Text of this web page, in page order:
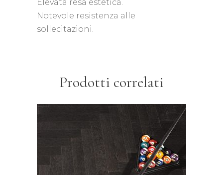
Elevata resa estetica.
Notevole resistenza alle
sollecitazioni.
Prodotti correlati
Original parquet – Jumbo
spina